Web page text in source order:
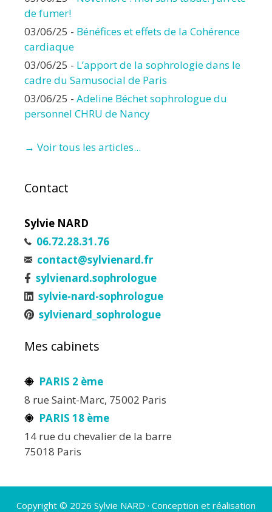
de fumer!
03/06/25 - Bénéfices et effets de la Cohérence
cardiaque
03/06/25 - L’apport de la sophrologie dans le
cadre du Samusocial de Paris
03/06/25 - Adeline Béchet sophrologue du
personnel CHRU de Nancy
→ Voir tous les articles...
Contact
Sylvie NARD
06.72.28.31.76
contact@sylvienard.fr
sylvienard.sophrologue
sylvie-nard-sophrologue
sylvienard_sophrologue
Mes cabinets
PARIS 2 ème
8 rue Saint-Marc, 75002 Paris
PARIS 18 ème
14 rue du chevalier de la barre
75018 Paris
Copyright © 2026 Sylvie NARD · Conception et réalisation